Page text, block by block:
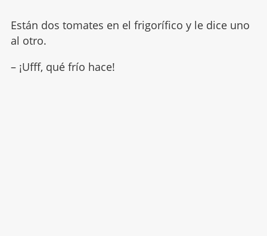
Están dos tomates en el frigorífico y le dice uno
al otro.
– ¡Ufff, qué frío hace!